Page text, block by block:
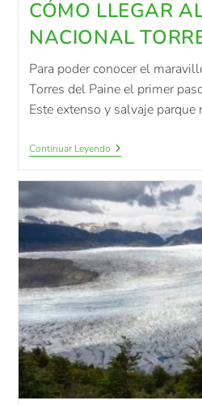
CÓMO LLEGAR
NACIONAL
Para poder conocer el
Torres del Paine el primer
Este extenso y salvaje parque
Continuar Leyendo